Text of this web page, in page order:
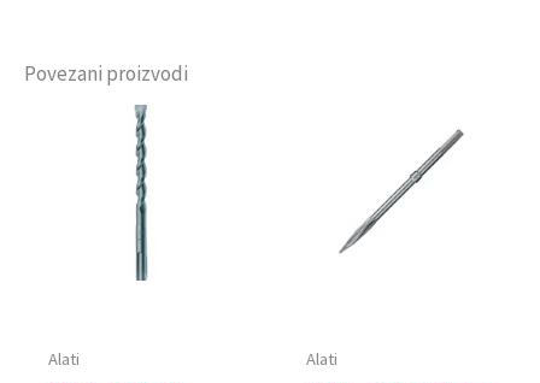
Povezani proizvodi
Alati Alati